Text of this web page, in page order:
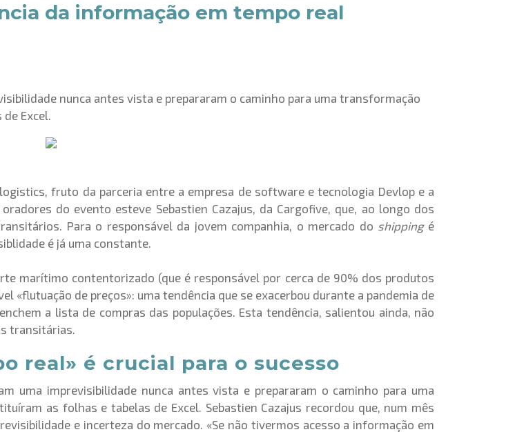
da informação em tempo real
nunca antes vista e prepararam o caminho para uma transformação
Excel.
fruto da parceria entre a empresa de software e tecnologia Devlop e a
do evento esteve Sebastien Cazajus, da Cargofive, que, ao longo dos
Para o responsável da jovem companhia, o mercado do shipping é
é já uma constante.
marítimo contentorizado (que é responsável por cerca de 90% dos produtos
«flutuação de preços»: uma tendência que se exacerbou durante a pandemia de
a lista de compras das populações. Esta tendência, salientou ainda, não
transitárias.
real» é crucial para o sucesso
uma imprevisibilidade nunca antes vista e prepararam o caminho para uma
as folhas e tabelas de Excel. Sebastien Cazajus recordou que, num mês
e incerteza do mercado. «Se não tivermos acesso a informação em